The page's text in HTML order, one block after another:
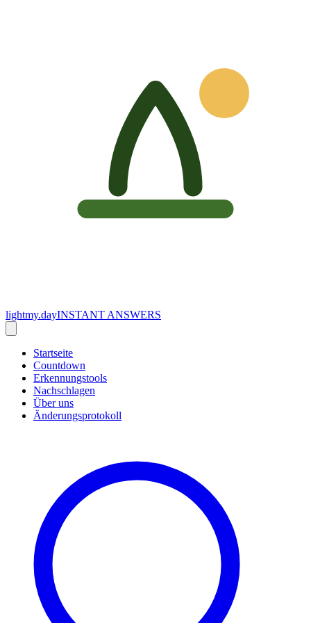
lightmy.dayINSTANT ANSWERS
Startseite
Countdown
Erkennungstools
Nachschlagen
Über uns
Änderungsprotokoll